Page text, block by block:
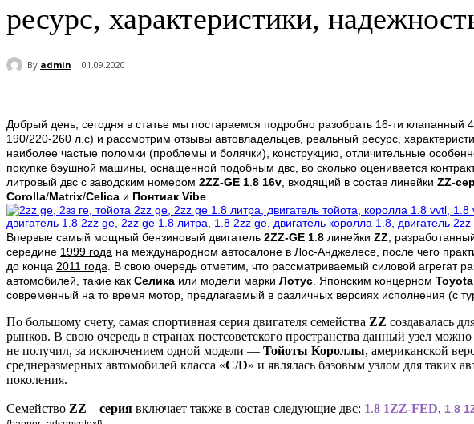
ресурс, характеристики,
By admin 01.09.2020
Добрый день, сегодня в статье мы постараемся подробно разобрать 16-ти клапанный
190/220-260 л.с) и рассмотрим отзывы автовладельцев, реальный ресурс,
наиболее частые поломки (проблемы и болячки), конструкцию, отличительные
покупке бэушной машины, оснащенной подобным двс, во сколько оценивается
литровый двс с заводским номером 2ZZ-GE 1 8 16v , входящий в состав линейки ZZ-
Corolla/Matrix/Celica и Понтиак Vibe
Впервые самый мощный бензиновый двигатель 2ZZ-GE 1 8 линейки ZZ ,
середине 1999 года на международном автосалоне в Лос-Анджелесе, после чего
до конца 2011 года . В свою очередь отметим, что рассматриваемый силовой агрегат
автомобилей, такие как Селика или модели марки Лотус . Японским концерном Toyota
современный на то время мотор, предлагаемый в различных версиях исполнения (с
По большому счету, самая спортивная серия двигателя семейства ZZ создавалась
рынков. В свою очередь в странах постсоветского пространства данный узел
не получил, за исключением одной модели — Тойоты Короллы, американской
среднеразмерных автомобилей класса «C/D» и являлась базовым узлом для таких
поколения.
Семейство ZZ—серия включает также в состав следующие двс: 1.8 1ZZ‑FED, 1 8